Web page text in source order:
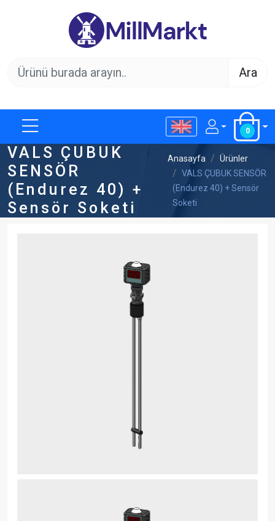
Ara
0
VALS ÇUBUK
SENSÖR
(Endurez 40) +
Sensör Soketi
Anasayfa
Ürünler
VALS ÇUBUK SENSÖR
(Endurez 40) + Sensör
Soketi